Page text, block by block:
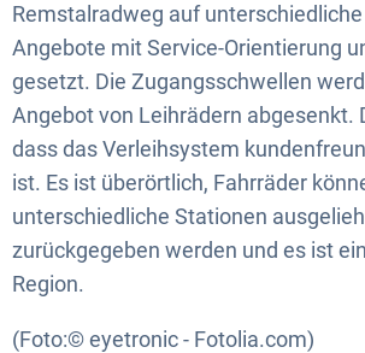
Remstalradweg auf
Angebote mit Service-Orientierung
gesetzt. Die Zugangsschwellen
Angebot von Leihrädern abgesenkt.
dass das Verleihsystem
ist. Es ist überörtlich, Fahrräder
unterschiedliche Stationen
zurückgegeben werden und es ist
Region.
(Foto:© eyetronic - Fotolia.com)